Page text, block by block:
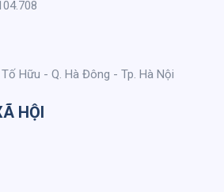
Hữu - Q. Hà Đông - Tp. Hà Nội
HỘI